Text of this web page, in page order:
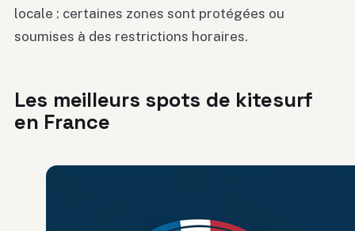
locale : certaines zones sont protégées ou
soumises à des restrictions horaires.
Les meilleurs spots de kitesurf
en France